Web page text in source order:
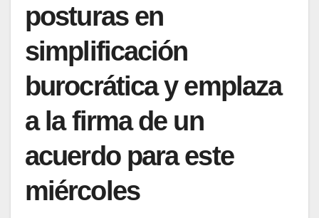
posturas en
simplificación
burocrática y emplaza
a la firma de un
acuerdo para este
miércoles